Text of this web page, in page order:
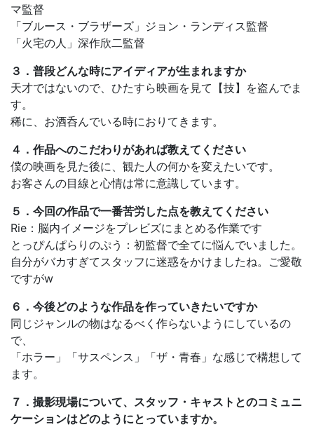
マ監督
「ブルース・ブラザーズ」ジョン・ランディス監督
「火宅の人」深作欣二監督
３．普段どんな時にアイディアが生まれますか
天才ではないので、ひたすら映画を見て【技】を盗んでま
す。
稀に、お酒呑んでいる時におりてきます。
４．作品へのこだわりがあれば教えてください
僕の映画を見た後に、観た人の何かを変えたいです。
お客さんの目線と心情は常に意識しています。
５．今回の作品で一番苦労した点を教えてください
Rie：脳内イメージをプレビズにまとめる作業です
とっぴんぱらりのぷう：初監督で全てに悩んでいました。
自分がバカすぎてスタッフに迷惑をかけましたね。ご愛敬
ですがw
６．今後どのような作品を作っていきたいですか
同じジャンルの物はなるべく作らないようにしているの
で、
「ホラー」「サスペンス」「ザ・青春」な感じで構想して
ます。
７．撮影現場について、スタッフ・キャストとのコミュニ
ケーションはどのようにとっていますか。